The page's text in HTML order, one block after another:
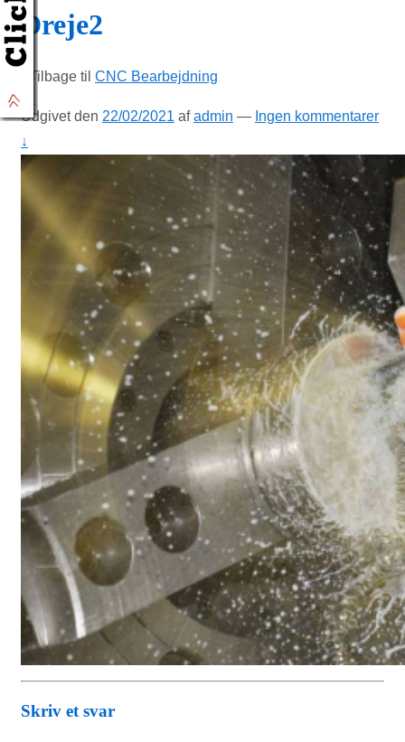
Dreje2
‹ Tilbage til CNC Bearbejdning
Udgivet den 22/02/2021 afadmin — Ingen kommentarer
↓
Skriv et svar